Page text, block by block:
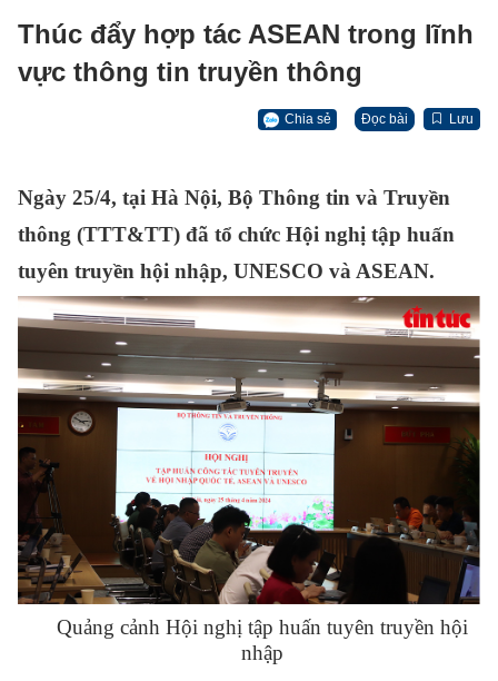
Thúc đẩy hợp tác ASEAN trong lĩnh
vực thông tin truyền thông
Chia sẻ Đọc bài Lưu
Ngày 25/4, tại Hà Nội, Bộ Thông tin và Truyền
thông (TTT&TT) đã tổ chức Hội nghị tập huấn
tuyên truyền hội nhập, UNESCO và ASEAN.
Quảng cảnh Hội nghị tập huấn tuyên truyền hội
nhập